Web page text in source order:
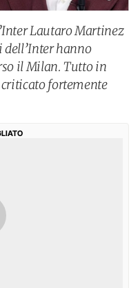
Lautaro Martinez
dell’Inter hanno
il Milan. Tutto in
fortemente